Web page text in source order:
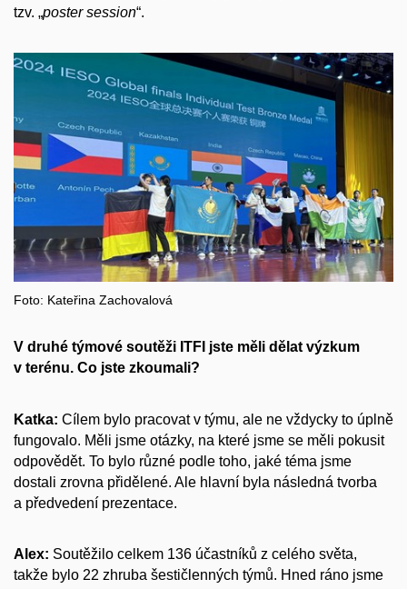
tzv. „poster session“.
Foto: Kateřina Zachovalová
V druhé týmové soutěži ITFI jste měli dělat výzkum
v terénu. Co jste zkoumali?
Katka: Cílem bylo pracovat v týmu, ale ne vždycky to úplně
fungovalo. Měli jsme otázky, na které jsme se měli pokusit
odpovědět. To bylo různé podle toho, jaké téma jsme
dostali zrovna přidělené. Ale hlavní byla následná tvorba
a předvedení prezentace.
Alex: Soutěžilo celkem 136 účastníků z celého světa,
takže bylo 22 zhruba šestičlenných týmů. Hned ráno jsme